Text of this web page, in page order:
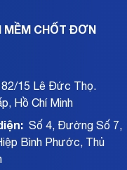
MỀM CHỐT ĐƠN
15 Lê Đức Thọ.
Hồ Chí Minh
Số 4, Đường Số 7,
Bình Phước, Thủ